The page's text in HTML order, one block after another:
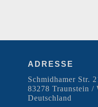
ADRESSE
Schmidhamer Str.
83278 Traunstein /
Deutschland